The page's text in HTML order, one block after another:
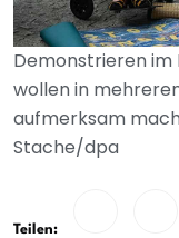
Demonstrieren im
wollen in
aufmerksam
Stache/dpa
Teilen: